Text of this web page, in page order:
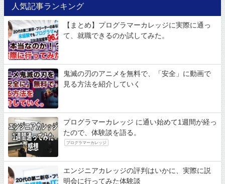
人気記事ランキング
【まとめ】プログラマーカレッジに実際に通っ
て、就職できるのか試してみた。
鬼滅の刃のアニメを無料で、「安全」に動画で
見る方法を紹介していく
プログラマーカレッジ に通い始めて1週間が経っ
たので、体験談を語る。
プログラマーカレッジ
エンジニアカレッジの評判はいかに、実際に説
明会に行ってみた体験談